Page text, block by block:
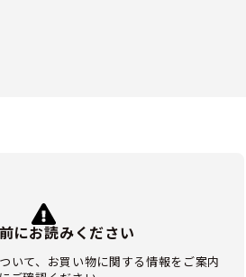
にお読みください
いて、お買い物に関する情報をご案内